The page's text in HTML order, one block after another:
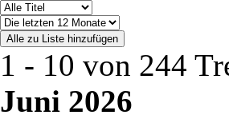
1 - 10 von 244
Juni 2026